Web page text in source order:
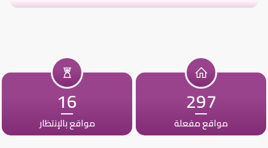
297
مواقع مفعلة
16
مواقع بالإنتظار